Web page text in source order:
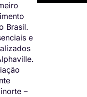
Brasil.
e
–